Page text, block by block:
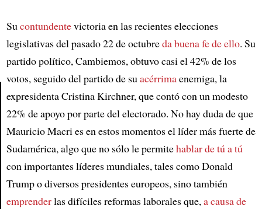
Article
Sucontundentevictoria en las recientes elecciones
legislativas del pasado 22 de octubreda buena fe de ello. Su
partido político, Cambiemos, obtuvo casi el 42% de los
votos, seguido del partido de suacérrimaenemiga, la
expresidenta Cristina Kirchner, que contó con un modesto
22% de apoyo por parte del electorado. No hay duda de que
Mauricio Macri es en estos momentos el líder más fuerte de
Sudamérica, algo que no sólo le permitehablar de tú a tú
con importantes líderes mundiales, tales como Donald
Trump o diversos presidentes europeos, sino también
emprenderlas difíciles reformas laborales que,a causa de